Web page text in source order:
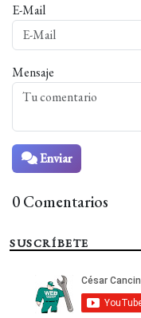
E-Mail
Mensaje
Enviar
0 Comentarios
SUSCRÍBETE